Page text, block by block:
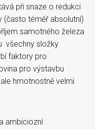
při snaze o redukci
(často téměř absolutní)
samotného železa
všechny složky
faktory pro
pro výstavbu
hmotnostně velmi
ambiciozní